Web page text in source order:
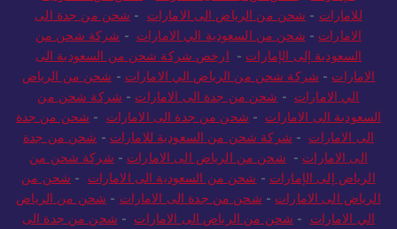
للامارات - شحن من الرياض الى الامارات - شحن من جدة الى
الامارات - شحن من السعودية الي الامارات - شركة شحن من
السعودية إلى الإمارات - ارخص شركة شحن من السعودية الى
الامارات - شركة شحن من الرياض الي الامارات - شحن من الرياض
الي الامارات - شحن من جدة الى الامارات - شركة شحن من
السعودية الى الامارات - شحن من جدة الى الامارات - شحن من جدة
الى الامارات - شركة شحن من السعودية للامارات - شحن من جدة
الى الامارات - شحن من الرياض الى الامارات - شركة شحن من
الرياض إلى الإمارات - شحن من السعودية الى الامارات - شحن من
الرياض الى الامارات - شحن من جدة الى الامارات - شحن من الرياض
الي الامارات - شحن من الرياض الى الامارات - شحن من جدة الى